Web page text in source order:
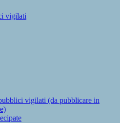
vigilati
vigilati (da pubblicare in